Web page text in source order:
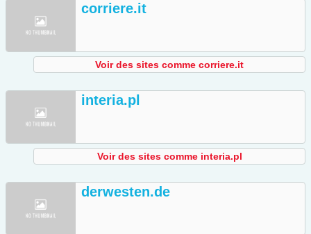
corriere.it
Voir des sites comme corriere.it
interia.pl
Voir des sites comme interia.pl
derwesten.de